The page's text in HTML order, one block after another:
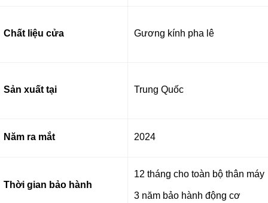
Chất liệu cửa Gương kính pha lê
Sản xuất tại Trung Quốc
Năm ra mắt 2024
Thời gian bảo hành
12 tháng cho toàn bộ thân máy
3 năm bảo hành động cơ